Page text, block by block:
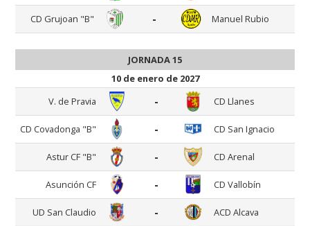
CD Grujoan "B" - Manuel Rubio
JORNADA 15
10 de enero de 2027
V. de Pravia
- CD Llanes
CD Covadonga "B" - CD San Ignacio
Astur CF "B" - CD Arenal
Asunción CF - CD Vallobín
UD San Claudio - ACD Alcava